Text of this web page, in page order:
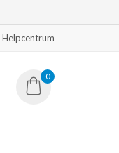
Helpcentrum
0